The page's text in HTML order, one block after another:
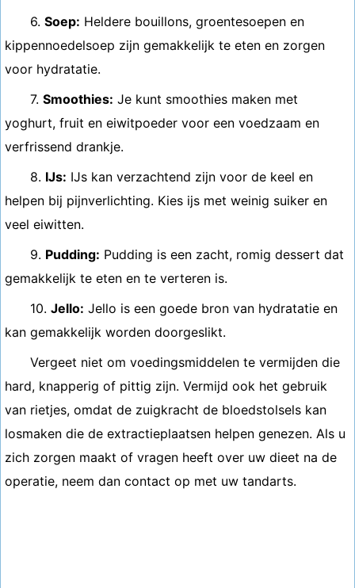
6. Soep: Heldere bouillons, groentesoepen en
kippennoedelsoep zijn gemakkelijk te eten en zorgen
voor hydratatie.
7. Smoothies: Je kunt smoothies maken met
yoghurt, fruit en eiwitpoeder voor een voedzaam en
verfrissend drankje.
8. IJs: IJs kan verzachtend zijn voor de keel en
helpen bij pijnverlichting. Kies ijs met weinig suiker en
veel eiwitten.
9. Pudding: Pudding is een zacht, romig dessert dat
gemakkelijk te eten en te verteren is.
10. Jello: Jello is een goede bron van hydratatie en
kan gemakkelijk worden doorgeslikt.
Vergeet niet om voedingsmiddelen te vermijden die
hard, knapperig of pittig zijn. Vermijd ook het gebruik
van rietjes, omdat de zuigkracht de bloedstolsels kan
losmaken die de extractieplaatsen helpen genezen. Als u
zich zorgen maakt of vragen heeft over uw dieet na de
operatie, neem dan contact op met uw tandarts.